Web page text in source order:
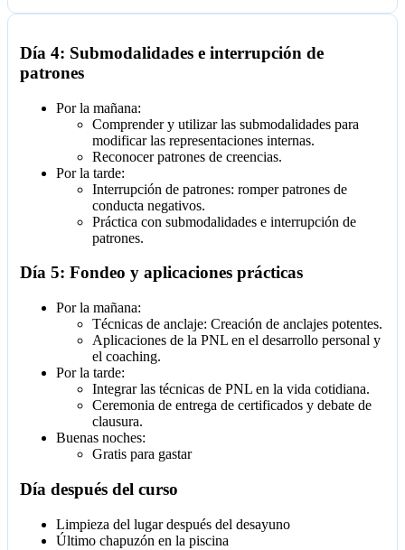
Día 4: Submodalidades e interrupción de
patrones
Por la mañana:
Comprender y utilizar las submodalidades para
modificar las representaciones internas.
Reconocer patrones de creencias.
Por la tarde:
Interrupción de patrones: romper patrones de
conducta negativos.
Práctica con submodalidades e interrupción de
patrones.
Día 5: Fondeo y aplicaciones prácticas
Por la mañana:
Técnicas de anclaje: Creación de anclajes potentes.
Aplicaciones de la PNL en el desarrollo personal y
el coaching.
Por la tarde:
Integrar las técnicas de PNL en la vida cotidiana.
Ceremonia de entrega de certificados y debate de
clausura.
Buenas noches:
Gratis para gastar
Día después del curso
Limpieza del lugar después del desayuno
Último chapuzón en la piscina